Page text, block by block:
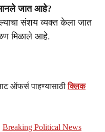
जात आहे?
संशय व्यक्त केला जात
मिळाले आहे.
ऑफर्स पाहण्यासाठीक्लिक
Breaking Political News